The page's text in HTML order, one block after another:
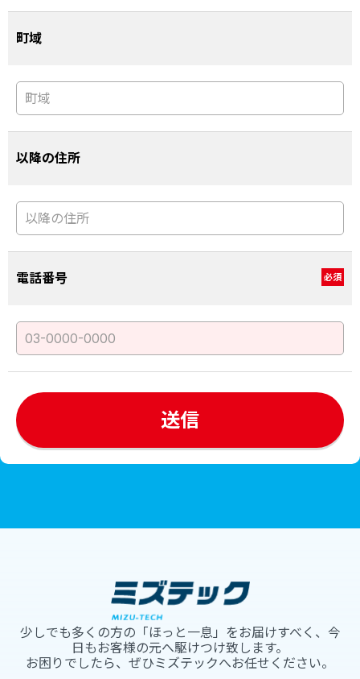
町域
以降の住所
電話番号 必須
少しでも多くの方の「ほっと一息」をお届けすべく、今
日もお客様の元へ駆けつけ致します。
お困りでしたら、ぜひミズテックへお任せください。